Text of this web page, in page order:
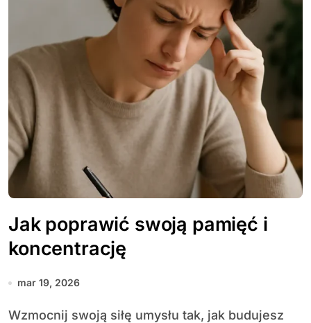
Jak poprawić swoją pamięć i
koncentrację
mar 19, 2026
Wzmocnij swoją siłę umysłu tak, jak budujesz